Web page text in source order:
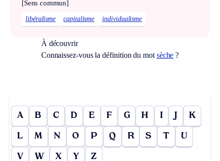
[Sens commun]
libéralisme capitalisme individualisme
À découvrir
Connaissez-vous la définition du mot sèche ?
A B C D E F G H I J K
L M N O P Q R S T U
V W X Y Z